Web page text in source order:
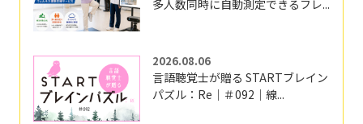
多人数同時に自動測定できるフレ...
2026.08.06
言語聴覚士が贈る STARTブレイン
パズル：Re｜＃092｜線...